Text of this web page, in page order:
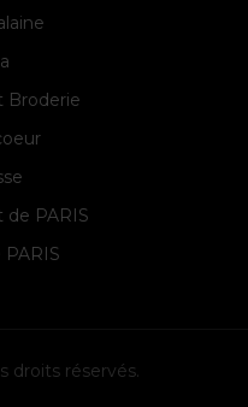
Broderie
de PARIS
PARIS
droits réservés.